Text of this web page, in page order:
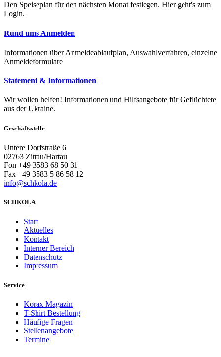
Den Speiseplan für den nächsten Monat festlegen. Hier geht's zum
Login.
Rund ums Anmelden
Informationen über Anmeldeablaufplan, Auswahlverfahren, einzelne
Anmeldeformulare
Statement & Informationen
Wir wollen helfen! Informationen und Hilfsangebote für Geflüchtete
aus der Ukraine.
Geschäftsstelle
Untere Dorfstraße 6
02763 Zittau/Hartau
Fon +49 3583 68 50 31
Fax +49 3583 5 86 58 12
info@schkola.de
SCHKOLA
Start
Aktuelles
Kontakt
Interner Bereich
Datenschutz
Impressum
Service
Korax Magazin
T-Shirt Bestellung
Häufige Fragen
Stellenangebote
Termine